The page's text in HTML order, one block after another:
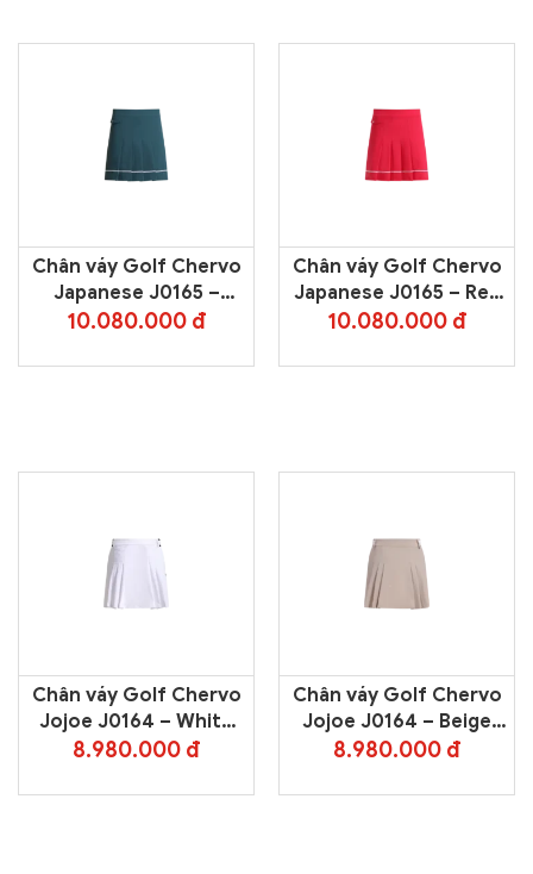
Chân váy Golf Chervo
Japanese J0165 –
Green 644
10.080.000 đ
Chân váy Golf Chervo
Japanese J0165 – Red
844
10.080.000 đ
Chân váy Golf Chervo
Jojoe J0164 – White
100
8.980.000 đ
Chân váy Golf Chervo
Jojoe J0164 – Beige
4006
8.980.000 đ